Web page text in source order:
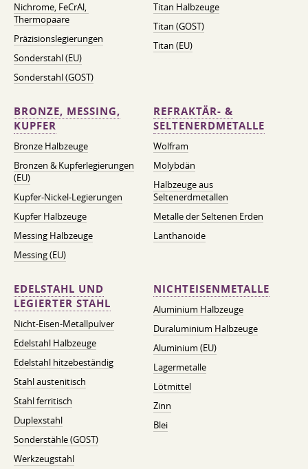
Nichrome, FeСrAl, ​​
Thermopaare
Präzisionslegierungen
Sonderstahl (EU)
Sonderstahl (GOST)
Titan Halbzeuge
Titan (GOST)
Titan (EU)
BRONZE, MESSING,
KUPFER
Bronze Halbzeuge
Bronzen & Kupferlegierungen
(EU)
Kupfer-Nickel-Legierungen
Kupfer Halbzeuge
Messing Halbzeuge
Messing (EU)
REFRAKTÄR- &
SELTENERDMETALLE
Wolfram
Molybdän
Halbzeuge aus
Seltenerdmetallen
Metalle der Seltenen Erden
Lanthanoide
EDELSTAHL UND
LEGIERTER STAHL
Nicht-Eisen-Metallpulver
Edelstahl Halbzeuge
Edelstahl hitzebeständig
Stahl austenitisch
Stahl ferritisch
Duplexstahl
Sonderstähle (GOST)
Werkzeugstahl
NICHTEISENMETALLE
Aluminium Halbzeuge
Duraluminium Halbzeuge
Aluminium (EU)
Lagermetalle
Lötmittel
Zinn
Blei